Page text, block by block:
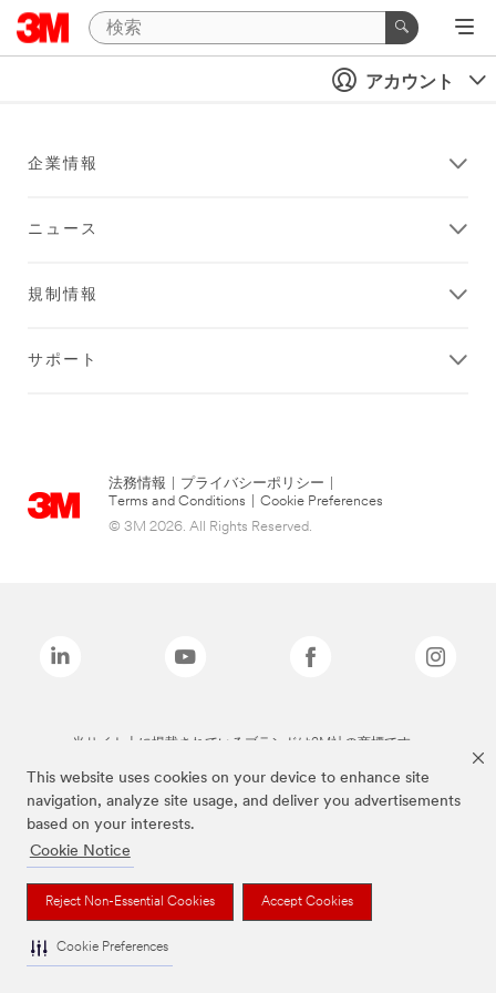
This website uses cookies on your device to enhance site
navigation, analyze site usage, and deliver you advertisements
based on your interests.
Cookie Notice
Reject Non-Essential Cookies Accept Cookies
Cookie Preferences
アカウント
企業情報
ニュース
規制情報
サポート
法務情報 プライバシーポリシー
Terms and Conditions
Cookie Preferences
© 3M 2026. All Rights Reserved.
当サイト上に掲載されているブランドは3M社の商標です。